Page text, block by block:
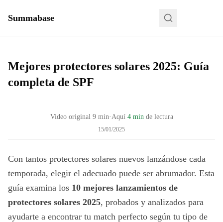
Summabase
Mejores protectores solares 2025: Guía
completa de SPF
Video original 9min·Aquí 4 min de lectura
15/01/2025
Con tantos protectores solares nuevos lanzándose cada
temporada, elegir el adecuado puede ser abrumador. Esta
guía examina los 10 mejores lanzamientos de
protectores solares 2025, probados y analizados para
ayudarte a encontrar tu match perfecto según tu tipo de